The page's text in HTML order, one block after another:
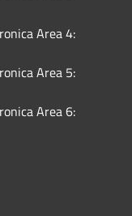
Area 4:
Area 5:
Area 6: